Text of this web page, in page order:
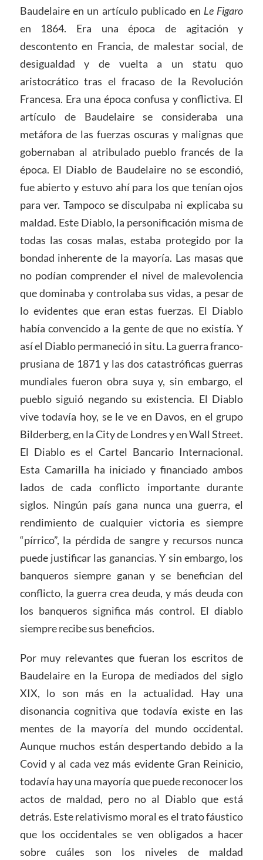
Baudelaire en un artículo publicado en Le Figaro
en 1864. Era una época de agitación y
descontento en Francia, de malestar social, de
desigualdad y de vuelta a un statu quo
aristocrático tras el fracaso de la Revolución
Francesa. Era una época confusa y conflictiva. El
artículo de Baudelaire se consideraba una
metáfora de las fuerzas oscuras y malignas que
gobernaban al atribulado pueblo francés de la
época. El Diablo de Baudelaire no se escondió,
fue abierto y estuvo ahí para los que tenían ojos
para ver. Tampoco se disculpaba ni explicaba su
maldad. Este Diablo, la personificación misma de
todas las cosas malas, estaba protegido por la
bondad inherente de la mayoría. Las masas que
no podían comprender el nivel de malevolencia
que dominaba y controlaba sus vidas, a pesar de
lo evidentes que eran estas fuerzas. El Diablo
había convencido a la gente de que no existía. Y
así el Diablo permaneció in situ. La guerra franco-
prusiana de 1871 y las dos catastróficas guerras
mundiales fueron obra suya y, sin embargo, el
pueblo siguió negando su existencia. El Diablo
vive todavía hoy, se le ve en Davos, en el grupo
Bilderberg, en la City de Londres y en Wall Street.
El Diablo es el Cartel Bancario Internacional.
Esta Camarilla ha iniciado y financiado ambos
lados de cada conflicto importante durante
siglos. Ningún país gana nunca una guerra, el
rendimiento de cualquier victoria es siempre
“pírrico”, la pérdida de sangre y recursos nunca
puede justificar las ganancias. Y sin embargo, los
banqueros siempre ganan y se benefician del
conflicto, la guerra crea deuda, y más deuda con
los banqueros significa más control. El diablo
siempre recibe sus beneficios.
Por muy relevantes que fueran los escritos de
Baudelaire en la Europa de mediados del siglo
XIX, lo son más en la actualidad. Hay una
disonancia cognitiva que todavía existe en las
mentes de la mayoría del mundo occidental.
Aunque muchos están despertando debido a la
Covid y al cada vez más evidente Gran Reinicio,
todavía hay una mayoría que puede reconocer los
actos de maldad, pero no al Diablo que está
detrás. Este relativismo moral es el trato fáustico
que los occidentales se ven obligados a hacer
sobre cuáles son los niveles de maldad